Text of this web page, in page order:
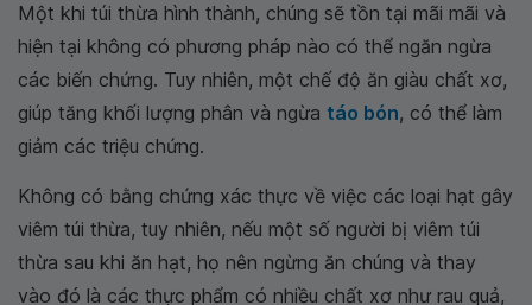
Một khi túi thừa hình thành, chúng sẽ tồn tại mãi mãi và
hiện tại không có phương pháp nào có thể ngăn ngừa
các biến chứng. Tuy nhiên, một chế độ ăn giàu chất xơ,
giúp tăng khối lượng phân và ngừa táo bón, có thể làm
giảm các triệu chứng.
Không có bằng chứng xác thực về việc các loại hạt gây
viêm túi thừa, tuy nhiên, nếu một số người bị viêm túi
thừa sau khi ăn hạt, họ nên ngừng ăn chúng và thay
vào đó là các thực phẩm có nhiều chất xơ như rau quả,